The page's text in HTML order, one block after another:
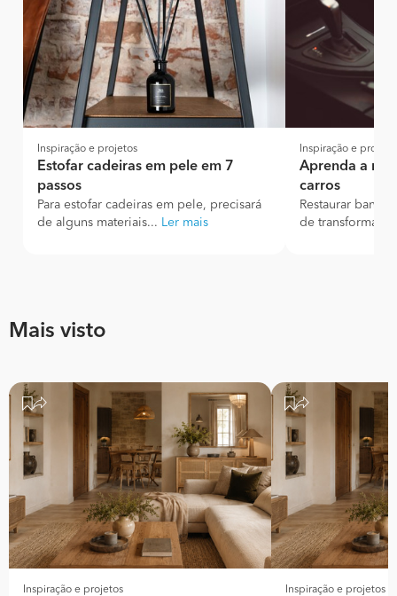
Inspiração e projetos
Estofar cadeiras em pele em 7
passos
Para estofar cadeiras em pele, precisará
de alguns materiais... Ler mais
Inspiração e
Aprenda a
carros
Restaurar
de transformar
Mais visto
Inspiração e projetos Inspiração e projetos